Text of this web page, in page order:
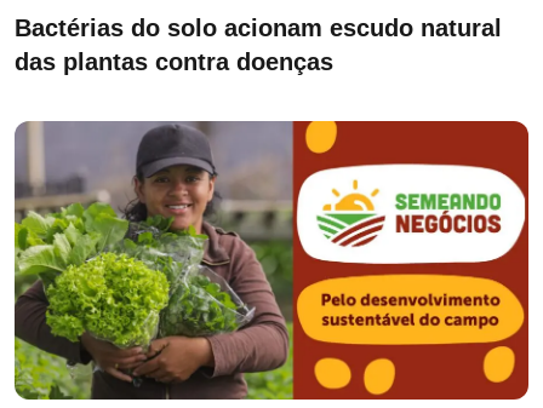
Bactérias do solo acionam escudo natural
das plantas contra doenças